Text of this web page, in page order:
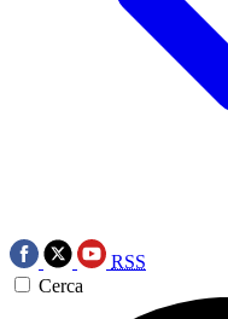
RSS
Cerca